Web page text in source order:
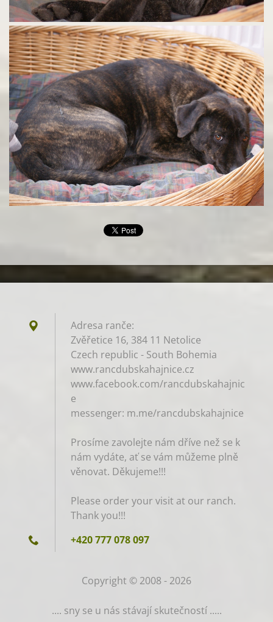
Adresa ranče:
Zvěřetice 16, 384 11 Netolice
Czech republic - South Bohemia
www.rancdubskahajnice.cz
www.facebook.com/rancdubskahajnic
e
messenger: m.me/rancdubskahajnice
Prosíme zavolejte nám dříve než se k
nám vydáte, ať se vám můžeme plně
věnovat. Děkujeme!!!
Please order your visit at our ranch.
Thank you!!!
+420 777 078 097
Copyright © 2008 - 2026
.... sny se u nás stávají skutečností .....